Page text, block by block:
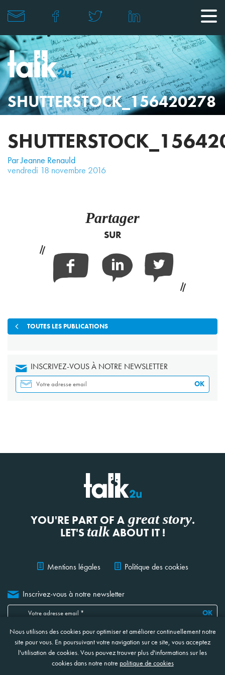
SHUTTERSTOCK_156420278
Par Jeanne Renauld
vendredi 18 novembre 2016
Partager
SUR
TOUTES LES PUBLICATIONS
INSCRIVEZ-VOUS À NOTRE NEWSLETTER
OK
YOU'RE PART OF Agreat story.
LET'S talkABOUT IT !
Mentions légales Politique des cookies
Inscrivez-vous à notre newsletter
Je confirme avoir lu, compris et acceptéles informations ci-jointes
concernant la protection et le traitement de mes données
* Ces champs sont obligatoires
OK
Nous utilisons des cookies pour optimiser et améliorer continuellement notre
site pour vous. En poursuivant votre navigation sur ce site, vous acceptez
l'utilisation de cookies. Vous pouvez trouver plus d'informations sur les
cookies dans notre notre politique de cookies